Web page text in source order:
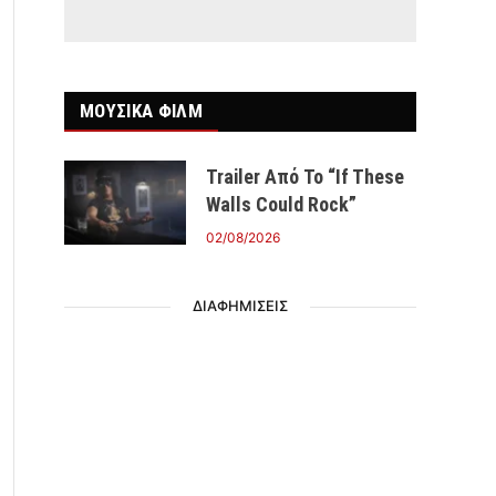
ΜΟΥΣΙΚΑ ΦΙΛΜ
Trailer Από Το “If These
Walls Could Rock”
02/08/2026
ΔΙΑΦΗΜΙΣΕΙΣ